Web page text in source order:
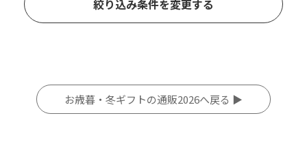
絞り込み条件を変更する
お歳暮・冬ギフトの通販2026へ戻る ▶